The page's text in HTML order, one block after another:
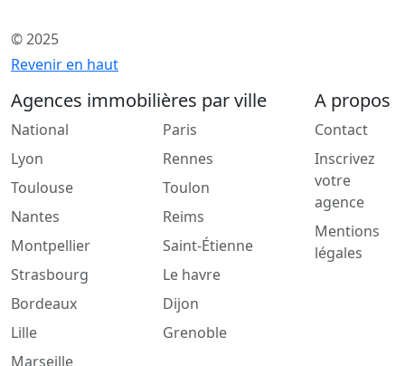
© 2025
Revenir en haut
Agences immobilières par ville
National
Lyon
Toulouse
Nantes
Montpellier
Strasbourg
Bordeaux
Lille
Marseille
Paris
Rennes
Toulon
Reims
Saint-Étienne
Le havre
Dijon
Grenoble
A propos
Contact
Inscrivez
votre
agence
Mentions
légales